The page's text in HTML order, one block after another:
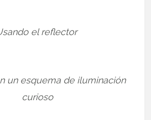
el reflector
un esquema de iluminación
curioso